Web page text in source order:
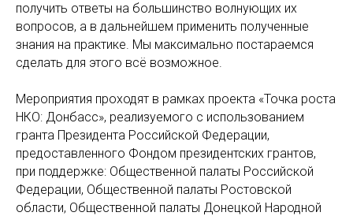
получить ответы на большинство волнующих их
вопросов, а в дальнейшем применить полученные
знания на практике. Мы максимально постараемся
сделать для этого всё возможное.
Мероприятия проходят в рамках проекта «Точка роста
НКО: Донбасс», реализуемого с использованием
гранта Президента Российской Федерации,
предоставленного Фондом президентских грантов,
при поддержке: Общественной палаты Российской
Федерации, Общественной палаты Ростовской
области, Общественной палаты Донецкой Народной